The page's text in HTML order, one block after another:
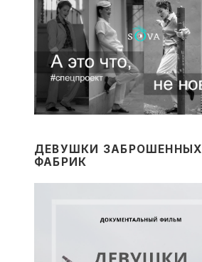
ДЕВУШКИ ЗАБРОШЕННЫХ
ФАБРИК